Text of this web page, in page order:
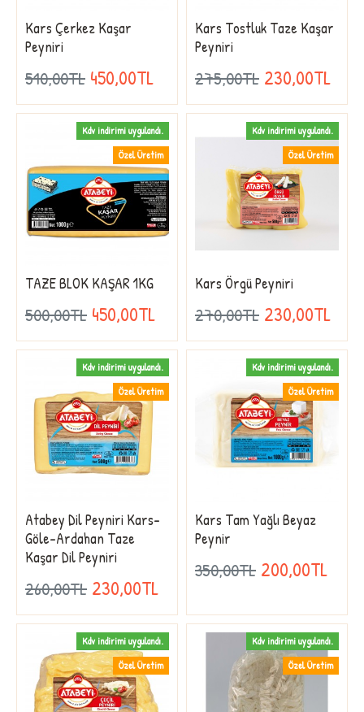
Kars Çerkez Kaşar
Peyniri
510,00TL 450,00TL
Kars Tostluk Taze Kaşar
Peyniri
275,00TL 230,00TL
Özel Üretim
Kdv indirimi uygulandı.
TAZE BLOK KAŞAR 1KG
500,00TL 450,00TL
Özel Üretim
Kdv indirimi uygulandı.
Kars Örgü Peyniri
270,00TL 230,00TL
Özel Üretim
Kdv indirimi uygulandı.
Atabey Dil Peyniri Kars-
Göle-Ardahan Taze
Kaşar Dil Peyniri
260,00TL 230,00TL
Özel Üretim
Kdv indirimi uygulandı.
Kars Tam Yağlı Beyaz
Peynir
350,00TL 200,00TL
Özel Üretim
Kdv indirimi uygulandı.
Özel Üretim
Kdv indirimi uygulandı.